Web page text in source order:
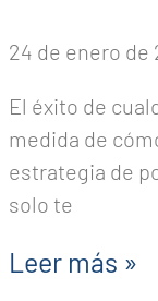
24 de enero de
El éxito de
medida de
estrategia de
solo te
Leer más »